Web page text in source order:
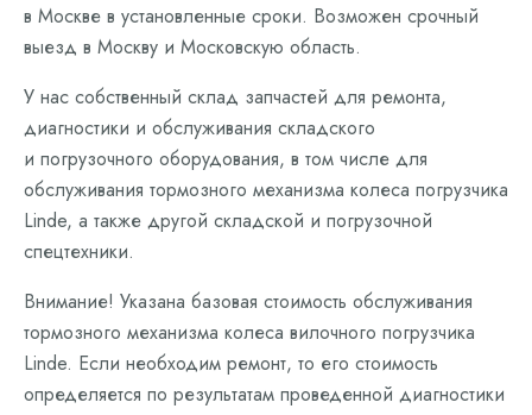
в Москве в установленные сроки. Возможен срочный
выезд в Москву и Московскую область.
У нас собственный склад запчастей для ремонта,
диагностики и обслуживания складского
и погрузочного оборудования, в том числе для
обслуживания тормозного механизма колеса погрузчика
Linde, а также другой складской и погрузочной
спецтехники.
Внимание! Указана базовая стоимость обслуживания
тормозного механизма колеса вилочного погрузчика
Linde. Если необходим ремонт, то его стоимость
определяется по результатам проведенной диагностики